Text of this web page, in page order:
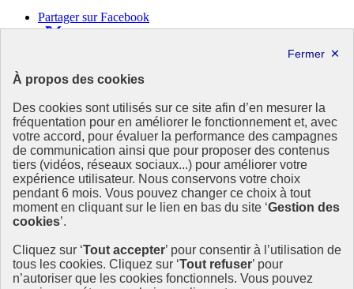
Partager sur Facebook
Copier dans le presse-papier
République
Française
Le portail est conçu pour être le point d'accès national à la
déclaration et au dépôt des contrats climat communications
commerciales et transition écologique. Il s'agit d'un site
gouvernemental, produit par le Commissariat général au
développement durable (CGDD), direction du ministère de la
info.gouv.fr- ouvre une nouvelle fenêtre
service-public.fr- ouvre une nouvelle fenêtre
À propos des cookies
Des cookies sont utilisés sur ce site afin d’en mesurer la
fréquentation pour en améliorer le fonctionnement et, avec
votre accord, pour évaluer la performance des campagnes
de communication ainsi que pour proposer des contenus
tiers (vidéos, réseaux sociaux...) pour améliorer votre
expérience utilisateur. Nous conservons votre choix
pendant 6 mois. Vous pouvez changer ce choix à tout
moment en cliquant sur le lien en bas du site ‘Gestion des
cookies’.
Cliquez sur ‘Tout accepter’ pour consentir à l’utilisation de
tous les cookies. Cliquez sur ‘Tout refuser’ pour
n’autoriser que les cookies fonctionnels. Vous pouvez